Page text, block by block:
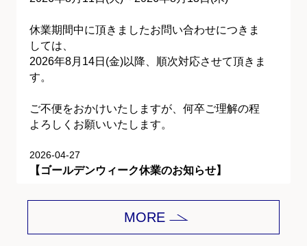
休業期間中に頂きましたお問い合わせにつきま
しては、
2026年8月14日(金)以降、順次対応させて頂きま
す。
ご不便をおかけいたしますが、何卒ご理解の程
よろしくお願いいたします。
2026-04-27
【ゴールデンウィーク休業のお知らせ】
平素は格別のご愛顧を賜り、誠にありがとうご
下記期間をゴールデンウィーク休業とさせて頂
MORE